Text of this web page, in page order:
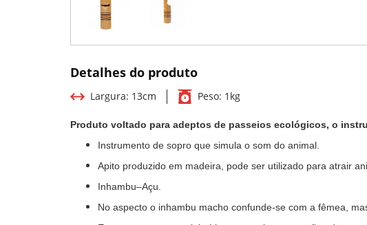
Detalhes do produto
Largura: 13cm Peso: 1kg
Produto voltado para adeptos de passeios ecológicos, o
Instrumento de sopro que simula o som do animal.
Apito produzido em madeira, pode ser utilizado para atrair
Inhambu–Açu.
No aspecto o inhambu macho confunde-se com a fêmea,